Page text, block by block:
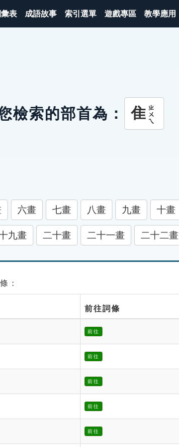
表 成語故事 索引選單 遊戲專區 教學應用
檢索的部首為： 隹ㄓㄨㄟ
六畫 七畫 八畫 九畫 十畫
九畫 二十畫 二十一畫 二十二畫
：
前往詞條
前往
前往
前往
前往
前往